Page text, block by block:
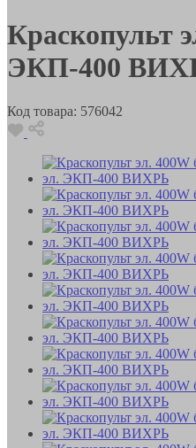
Краскопульт
ЭКП-400
Код товара: 576042